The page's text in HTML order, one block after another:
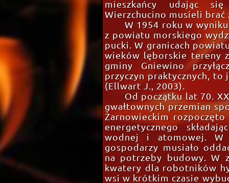
mieszkańcy udając
Wierzchucino musieli brać
W 1954 roku w
z powiatu morskiego
pucki. W granicach
wieków lęborskie tereny
gminy Gniewino
przyczyn praktycznych,
(Ellwart J., 2003).
Od początku lat 70.
gwałtownych przemian
Żarnowieckim
energetycznego
wodnej i atomowej.
gospodarzy musiało
na potrzeby budowy. W
kwatery dla robotników
wsi w krótkim czasie